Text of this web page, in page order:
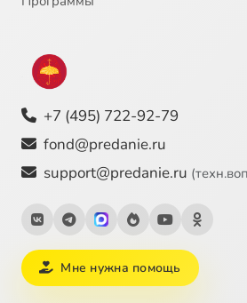
+7 (495) 722-92-79
fond@predanie.ru
support@predanie.ru
Мне нужна помощь